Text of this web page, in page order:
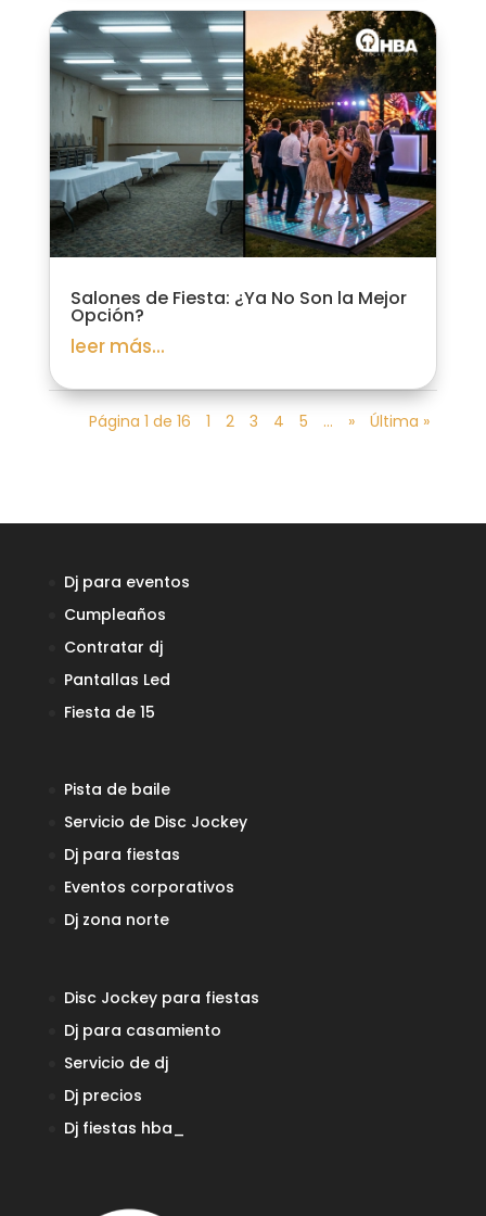
Salones de Fiesta: ¿Ya No Son la Mejor
Opción?
leer más...
Página 1 de 16 1 2 3 4 5 ... » Última »
Dj para eventos
Cumpleaños
Contratar dj
Pantallas Led
Fiesta de 15
Pista de baile
Servicio de Disc Jockey
Dj para fiestas
Eventos corporativos
Dj zona norte
Disc Jockey para fiestas
Dj para casamiento
Servicio de dj
Dj precios
Dj fiestas hba_